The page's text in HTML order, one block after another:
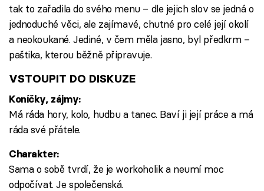
tak to zařadila do svého menu – dle jejich slov se jedná o
jednoduché věci, ale zajímavé, chutné pro celé její okolí
a neokoukané. Jediné, v čem měla jasno, byl předkrm –
paštika, kterou běžně připravuje.
VSTOUPIT DO DISKUZE
Koníčky, zájmy:
Má ráda hory, kolo, hudbu a tanec. Baví ji její práce a má
ráda své přátele.
Charakter:
Sama o sobě tvrdí, že je workoholik a neumí moc
odpočívat. Je společenská.